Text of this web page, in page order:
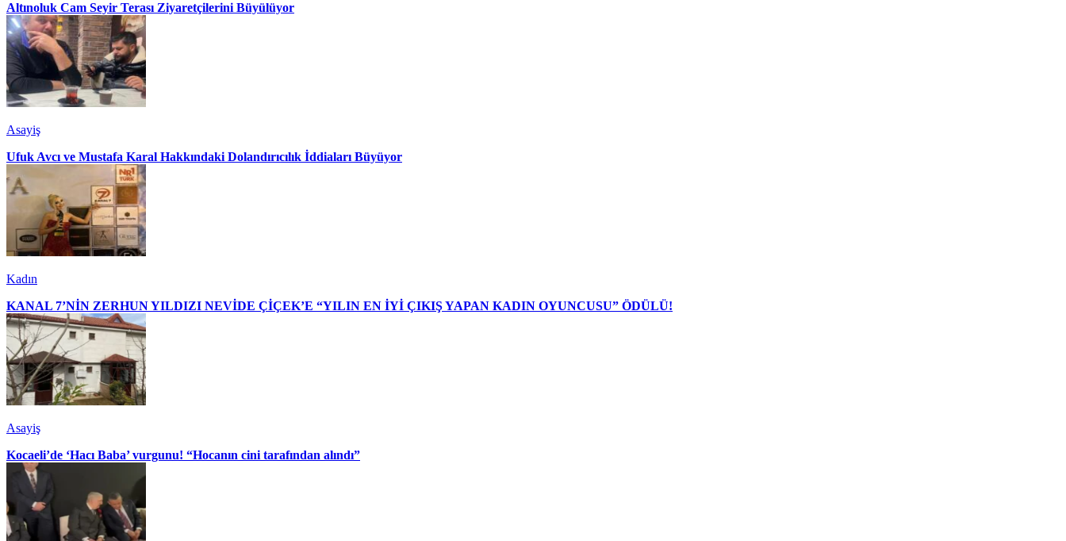
Altınoluk Cam Seyir Terası Ziyaretçilerini Büyülüyor
Asayiş
Ufuk Avcı ve Mustafa Karal Hakkındaki Dolandırıcılık İddiaları Büyüyor
Kadın
KANAL 7’NİN ZERHUN YILDIZI NEVİDE ÇİÇEK’E “YILIN EN İYİ ÇIKIŞ YAPAN KADIN OYUNCUSU” ÖDÜLÜ!
Asayiş
Kocaeli’de ‘Hacı Baba’ vurgunu! “Hocanın cini tarafından alındı”